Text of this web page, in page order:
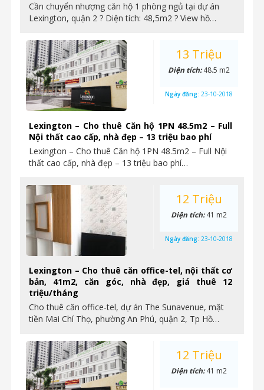
Cần chuyển nhượng căn hộ 1 phòng ngủ tại dự án
Lexington, quận 2 ? Diện tích: 48,5m2 ? View hồ…
Lexington – Cho thuê Căn hộ 1PN 48.5m2 – Full
Nội thất cao cấp, nhà đẹp – 13 triệu bao phí
Lexington – Cho thuê Căn hộ 1PN 48.5m2 – Full Nội
thất cao cấp, nhà đẹp – 13 triệu bao phí…
13 Triệu
Diện tích:48.5 m2
Ngày đăng: 23-10-2018
Lexington – Cho thuê căn office-tel, nội thất cơ
bản, 41m2, căn góc, nhà đẹp, giá thuê 12
triệu/tháng
Cho thuê căn office-tel, dự án The Sunavenue, mặt
tiền Mai Chí Thọ, phường An Phú, quận 2, Tp Hồ…
12 Triệu
Diện tích:41 m2
Ngày đăng: 23-10-2018
12 Triệu
Diện tích:41 m2